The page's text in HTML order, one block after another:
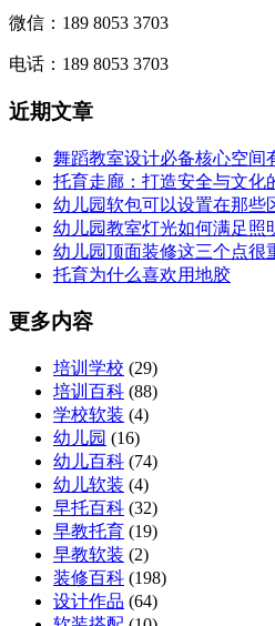
微信：189 8053 3703
电话：189 8053 3703
近期文章
舞蹈教室设计必备核心空间
托育走廊：打造安全与文化
幼儿园软包可以设置在那些
幼儿园教室灯光如何满足照
幼儿园顶面装修这三个点很
托育为什么喜欢用地胶
更多内容
培训学校 (29)
培训百科 (88)
学校软装 (4)
幼儿园 (16)
幼儿百科 (74)
幼儿软装 (4)
早托百科 (32)
早教托育 (19)
早教软装 (2)
装修百科 (198)
设计作品 (64)